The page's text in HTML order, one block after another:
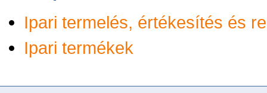
Ipari termelés, értékesítés és
Ipari termékek